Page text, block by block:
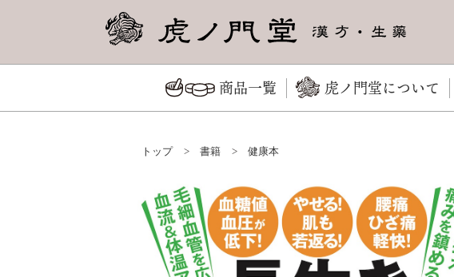
商品一覧 虎ノ門堂について
トップ > 書籍 > 健康本